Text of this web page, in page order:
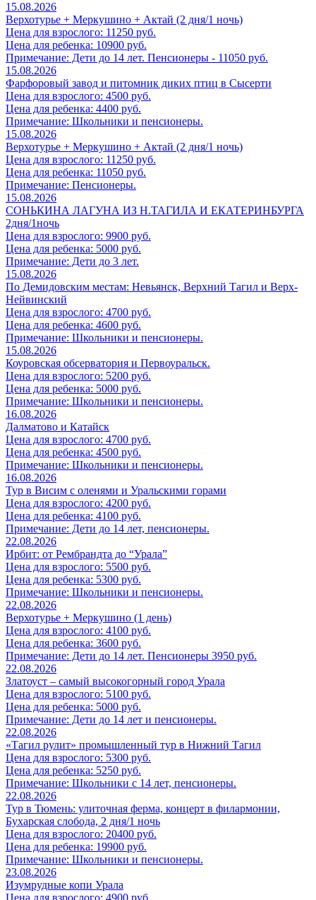
15.08.2026
Верхотурье + Меркушино + Актай (2 дня/1 ночь)
Цена для взрослого: 11250 руб.
Цена для ребенка: 10900 руб.
Примечание: Дети до 14 лет. Пенсионеры - 11050 руб.
15.08.2026
Фарфоровый завод и питомник диких птиц в Сысерти
Цена для взрослого: 4500 руб.
Цена для ребенка: 4400 руб.
Примечание: Школьники и пенсионеры.
15.08.2026
Верхотурье + Меркушино + Актай (2 дня/1 ночь)
Цена для взрослого: 11250 руб.
Цена для ребенка: 11050 руб.
Примечание: Пенсионеры.
15.08.2026
СОНЬКИНА ЛАГУНА ИЗ Н.ТАГИЛА И ЕКАТЕРИНБУРГА
2дня/1ночь
Цена для взрослого: 9900 руб.
Цена для ребенка: 5000 руб.
Примечание: Дети до 3 лет.
15.08.2026
По Демидовским местам: Невьянск, Верхний Тагил и Верх-
Нейвинский
Цена для взрослого: 4700 руб.
Цена для ребенка: 4600 руб.
Примечание: Школьники и пенсионеры.
15.08.2026
Коуровская обсерватория и Первоуральск.
Цена для взрослого: 5200 руб.
Цена для ребенка: 5000 руб.
Примечание: Школьники и пенсионеры.
16.08.2026
Далматово и Катайск
Цена для взрослого: 4700 руб.
Цена для ребенка: 4500 руб.
Примечание: Школьники и пенсионеры.
16.08.2026
Тур в Висим с оленями и Уральскими горами
Цена для взрослого: 4200 руб.
Цена для ребенка: 4100 руб.
Примечание: Дети до 14 лет, пенсионеры.
22.08.2026
Ирбит: от Рембрандта до “Урала”
Цена для взрослого: 5500 руб.
Цена для ребенка: 5300 руб.
Примечание: Школьники и пенсионеры.
22.08.2026
Верхотурье + Меркушино (1 день)
Цена для взрослого: 4100 руб.
Цена для ребенка: 3600 руб.
Примечание: Дети до 14 лет. Пенсионеры 3950 руб.
22.08.2026
Златоуст – самый высокогорный город Урала
Цена для взрослого: 5100 руб.
Цена для ребенка: 5000 руб.
Примечание: Дети до 14 лет и пенсионеры.
22.08.2026
«Тагил рулит» промышленный тур в Нижний Тагил
Цена для взрослого: 5300 руб.
Цена для ребенка: 5250 руб.
Примечание: Школьники с 14 лет, пенсионеры.
22.08.2026
Тур в Тюмень: улиточная ферма, концерт в филармонии,
Бухарская слобода, 2 дня/1 ночь
Цена для взрослого: 20400 руб.
Цена для ребенка: 19900 руб.
Примечание: Школьники и пенсионеры.
23.08.2026
Изумрудные копи Урала
Цена для взрослого: 4900 руб.